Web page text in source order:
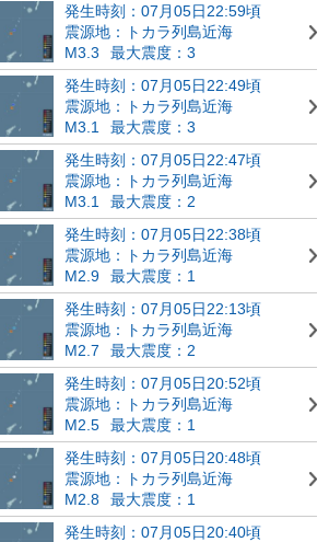
発生時刻：07月05日22:59頃
震源地：トカラ列島近海
M3.3
最大震度：3
発生時刻：07月05日22:49頃
震源地：トカラ列島近海
M3.1
最大震度：3
発生時刻：07月05日22:47頃
震源地：トカラ列島近海
M3.1
最大震度：2
発生時刻：07月05日22:38頃
震源地：トカラ列島近海
M2.9
最大震度：1
発生時刻：07月05日22:13頃
震源地：トカラ列島近海
M2.7
最大震度：2
発生時刻：07月05日20:52頃
震源地：トカラ列島近海
M2.5
最大震度：1
発生時刻：07月05日20:48頃
震源地：トカラ列島近海
M2.8
最大震度：1
発生時刻：07月05日20:40頃